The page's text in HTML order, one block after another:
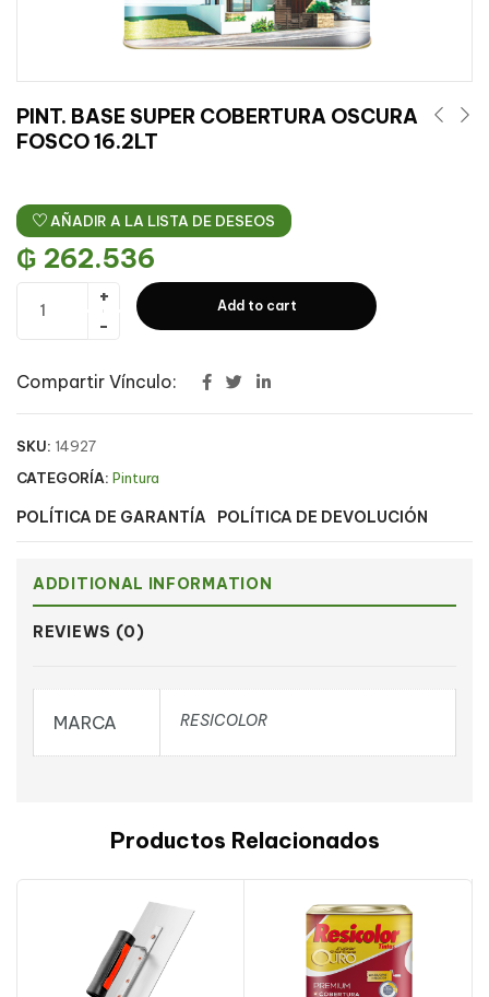
PINT. BASE SUPER COBERTURA OSCURA
FOSCO 16.2LT
AÑADIR A LA LISTA DE DESEOS
₲ 262.536
Add to cart
Compartir Vínculo:
SKU: 14927
CATEGORÍA: Pintura
POLÍTICA DE GARANTÍA POLÍTICA DE DEVOLUCIÓN
ADDITIONAL INFORMATION
REVIEWS (0)
MARCA RESICOLOR
Productos Relacionados